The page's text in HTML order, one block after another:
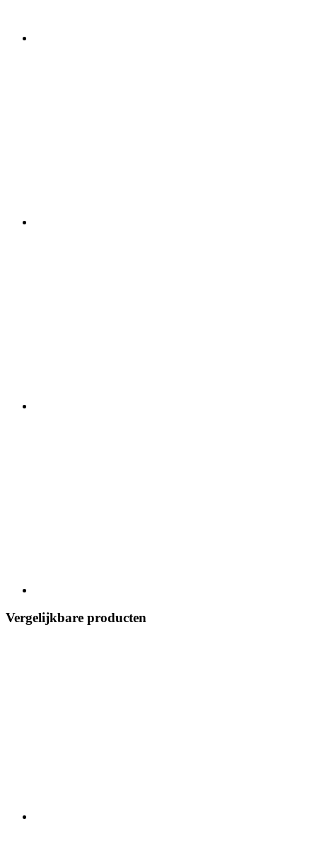
Vergelijkbare producten